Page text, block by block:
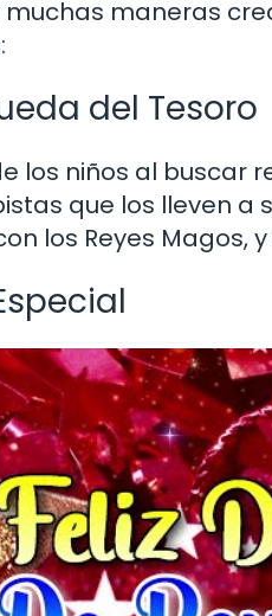
maneras
del Tesoro
los niños al buscar
que los lleven a
los Reyes Magos,